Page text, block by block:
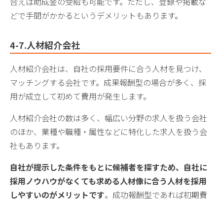
どで手間がかかるというデメリットもあります。
4-7.人材紹介会社
人材紹介会社は、自社の採用要件に合う人材を見つけ、
マッチングする会社です。成果報酬型の場合が多く、採
用が成立して初めて費用が発生します。
人材紹介会社の数は多く、幅広い分野の求人を扱う会社
のほか、業種や職種・属性などに特化した求人を扱う会
社もあります。
自社が提示した条件をもとに候補者を探すため、自社に
採用ノウハウがなくても求める人材像に合う人材を採用
しやすいのがメリットです。成功報酬型であれば初期費